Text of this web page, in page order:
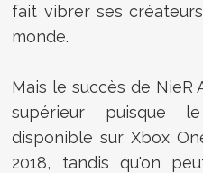
fait vibrer ses
monde.
Mais le succès de NieR
supérieur puisque
disponible sur Xbox
2018, tandis qu'on